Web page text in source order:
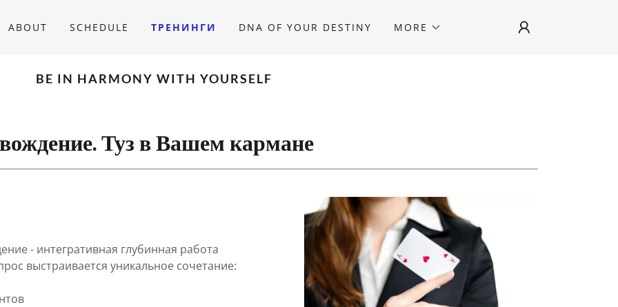
ABOUT SCHEDULE ТРЕНИНГИ DNA OF YOUR DESTINY MORE
BE IN HARMONY WITH YOURSELF
Туз в Вашем кармане
- интегративная глубинная работа
выстраивается уникальное сочетание: